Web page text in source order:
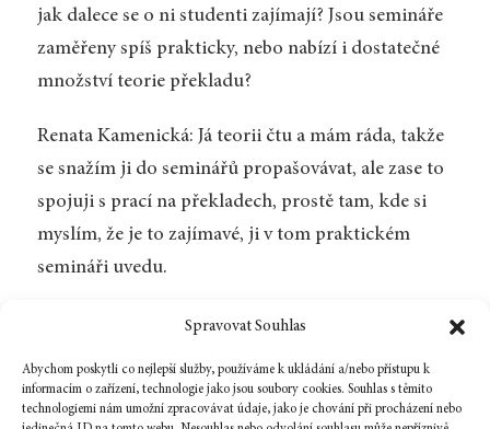
Spravovat Souhlas
Abychom poskytli co nejlepší služby, používáme k ukládání a/nebo přístupu k
informacím o zařízení, technologie jako jsou soubory cookies. Souhlas s těmito
technologiemi nám umožní zpracovávat údaje, jako je chování při procházení nebo
jak dalece se o ni studenti zajímají? Jsou semináře
zaměřeny spíš prakticky, nebo nabízí i dostatečné
množství teorie překladu?
Renata Kamenická: Já teorii čtu a mám ráda, takže
se snažím ji do seminářů propašovávat, ale zase to
spojuji s prací na překladech, prostě tam, kde si
myslím, že je to zajímavé, ji v tom praktickém
semináři uvedu.
Jiří Rambousek: Je to také odpověď na otázku
dobře“, je účinnější odkázat na nějaké konkrétní
kritérium nebo na nějaký teoretický nástroj.